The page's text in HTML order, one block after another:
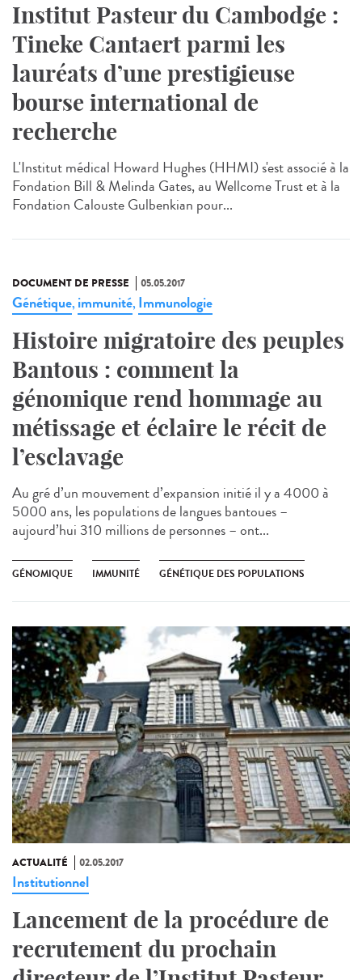
Institut Pasteur du Cambodge :
Tineke Cantaert parmi les
lauréats d’une prestigieuse
bourse international de
recherche
L'Institut médical Howard Hughes (HHMI) s'est associé à la
Fondation Bill & Melinda Gates, au Wellcome Trust et à la
Fondation Calouste Gulbenkian pour...
DOCUMENT DE PRESSE 05.05.2017
Génétique, immunité, Immunologie
Histoire migratoire des peuples
Bantous : comment la
génomique rend hommage au
métissage et éclaire le récit de
l’esclavage
Au gré d’un mouvement d’expansion initié il y a 4000 à
5000 ans, les populations de langues bantoues –
aujourd’hui 310 millions de personnes – ont...
GÉNOMIQUE IMMUNITÉ GÉNÉTIQUE DES POPULATIONS
ACTUALITÉ 02.05.2017
Institutionnel
Lancement de la procédure de
recrutement du prochain